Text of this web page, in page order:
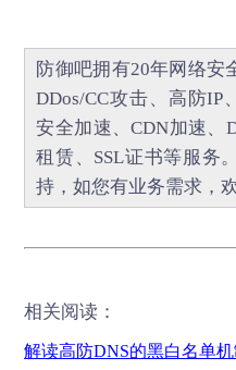
防御吧拥有20年网络安
DDos/CC攻击、 高防IP
安全加速、CDN加速、
租赁、 SSL证书等服务
持，如您有业务需求，
相关阅读：
解读高防DNS的黑白名单机